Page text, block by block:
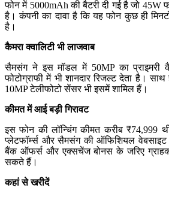
फोन में 5000mAh की बैटरी दी गई है जो 45W
है। कंपनी का दावा है कि यह फोन कुछ ही
है।
कैमरा क्वालिटी भी लाजवाब
सैमसंग ने इस मॉडल में 50MP का प्राइमरी
फोटोग्राफी में भी शानदार रिजल्ट देता है।
10MP टेलीफोटो सेंसर भी इसमें शामिल हैं।
कीमत में आई बड़ी गिरावट
इस फोन की लॉन्चिंग कीमत करीब ₹74,999
प्लेटफॉर्म्स और सैमसंग की ऑफिशियल वेबसाइट
बैंक ऑफर्स और एक्सचेंज बोनस के जरिए
सकते हैं।
कहां से खरीदें